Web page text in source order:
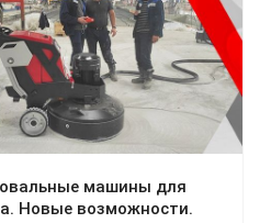
машины для
Новые возможности.